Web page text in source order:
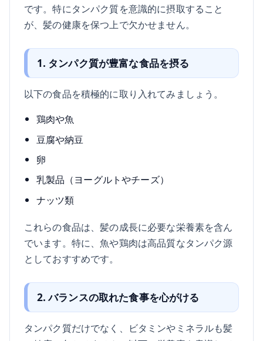
です。特にタンパク質を意識的に摂取すること
が、髪の健康を保つ上で欠かせません。
1. タンパク質が豊富な食品を摂る
以下の食品を積極的に取り入れてみましょう。
鶏肉や魚
豆腐や納豆
卵
乳製品（ヨーグルトやチーズ）
ナッツ類
これらの食品は、髪の成長に必要な栄養素を含ん
でいます。特に、魚や鶏肉は高品質なタンパク源
としておすすめです。
2. バランスの取れた食事を心がける
タンパク質だけでなく、ビタミンやミネラルも髪